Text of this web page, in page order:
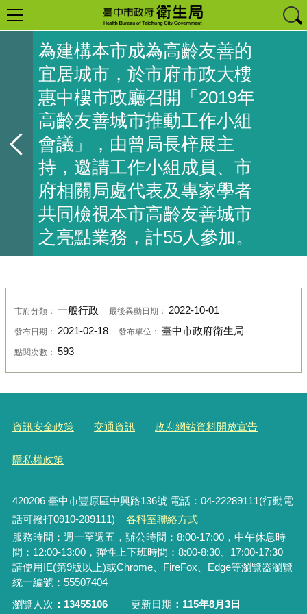
為建構本市成為高齡友善的
宜居城市，於市府市政大樓
惠中樓市政廳召開「2019年
高齡友善城市推動工作小組
會議」，由曾局長梓展主
持，邀請工作小組成員、市
府相關局處代表及專家學者
共同檢視本市高齡友善城市
之亮點業務，計55人參加。
市府分類： 一般行政 最後異動日期： 2022-10-01
發布日期： 2021-02-18 發布單位： 臺中市政府衛生局
點閱次數： 593
資訊安全政策 交通資訊 政府網站資料開放宣告
隱私權政策
420206臺中市豐原區中興路136號 電話：04-22289111(行動電
話可撥打0910-289111)
各科室聯絡方式
服務時間：週一至週五，辦公時間：8:00-17:00，中午休息時
間：12:00-13:00，彈性上下班時間：8:00-8:30、17:00-17:30
請使用IE(第9版以上)或Chrome、FireFox、Edge等瀏覽器瀏覽
統一編號：55507404
瀏覽人次
13455106 更新日期 115年8月3日